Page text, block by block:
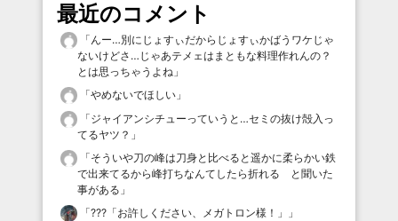
最近のコメント
「んー…別にじょすぃだからじょすぃかばうワケじゃ
ないけどさ…じゃあテメェはまともな料理作れんの？
とは思っちゃうよね 」
「やめないでほしい 」
「ジャイアンシチューっていうと…セミの抜け殻入っ
てるヤツ？ 」
「そういや刀の峰は刀身と比べると遥かに柔らかい鉄
で出来てるから峰打ちなんてしたら折れる と聞いた
事がある 」
「???「お許しください、メガトロン様！」
」